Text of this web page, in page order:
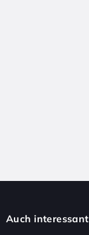
Auch interessant